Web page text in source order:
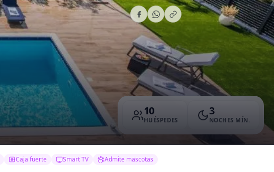
10
HUÉSPEDES
3
NOCHES MÍN.
Caja fuerte Smart TV
Admite mascotas